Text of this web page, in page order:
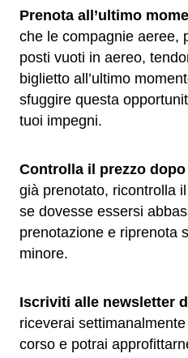
Prenota all’ultimo
che le compagnie aeree,
posti vuoti in aereo,
biglietto all’ultimo
sfuggire questa
tuoi impegni.
Controlla il prezzo
già prenotato, ricontrolla
se dovesse essersi
prenotazione e riprenota
minore.
Iscriviti alle newsletter
riceverai
corso e potrai